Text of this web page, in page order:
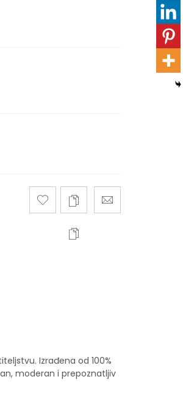
Izrađena od 100%
moderan i prepoznatljiv